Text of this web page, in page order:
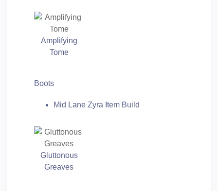
Amplifying
Tome
Boots
Mid Lane Zyra Item Build
Gluttonous
Greaves